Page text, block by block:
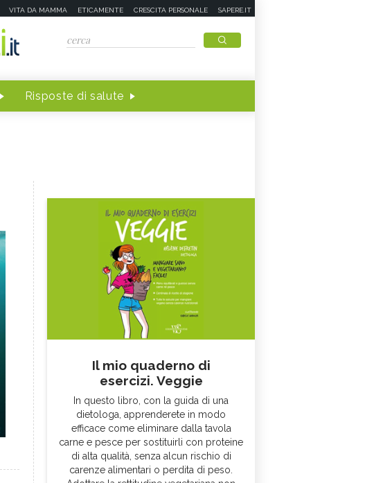
VITA DA MAMMA ETICAMENTE CRESCITA PERSONALE SAPERE.IT
Risposte di salute
Il mio quaderno di
esercizi. Veggie
In questo libro, con la guida di una
dietologa, apprenderete in modo
efficace come eliminare dalla tavola
carne e pesce per sostituirli con proteine
di alta qualità, senza alcun rischio di
carenze alimentari o perdita di peso.